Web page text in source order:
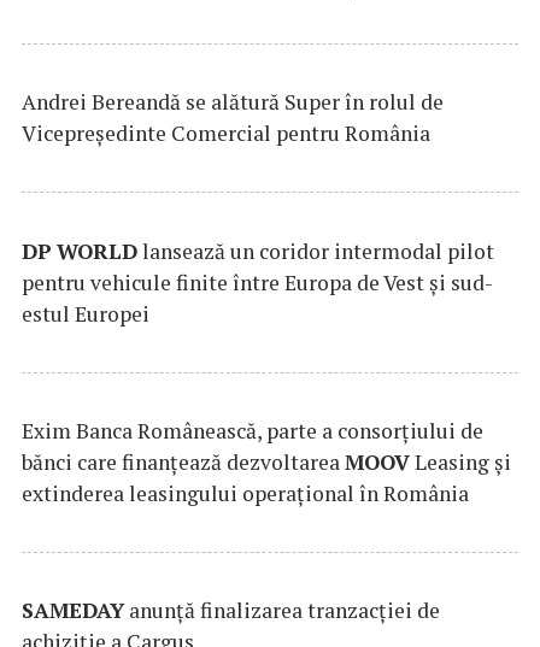
Andrei Bereandă se alătură Super în rolul de
Vicepreședinte Comercial pentru România
DP WORLDlansează un coridor intermodal pilot
pentru vehicule finite între Europa de Vest și sud-
estul Europei
Exim Banca Românească, parte a consorțiului de
bănci care finanțează dezvoltareaMOOVLeasing și
extinderea leasingului operațional în România
SAMEDAYanunță finalizarea tranzacției de